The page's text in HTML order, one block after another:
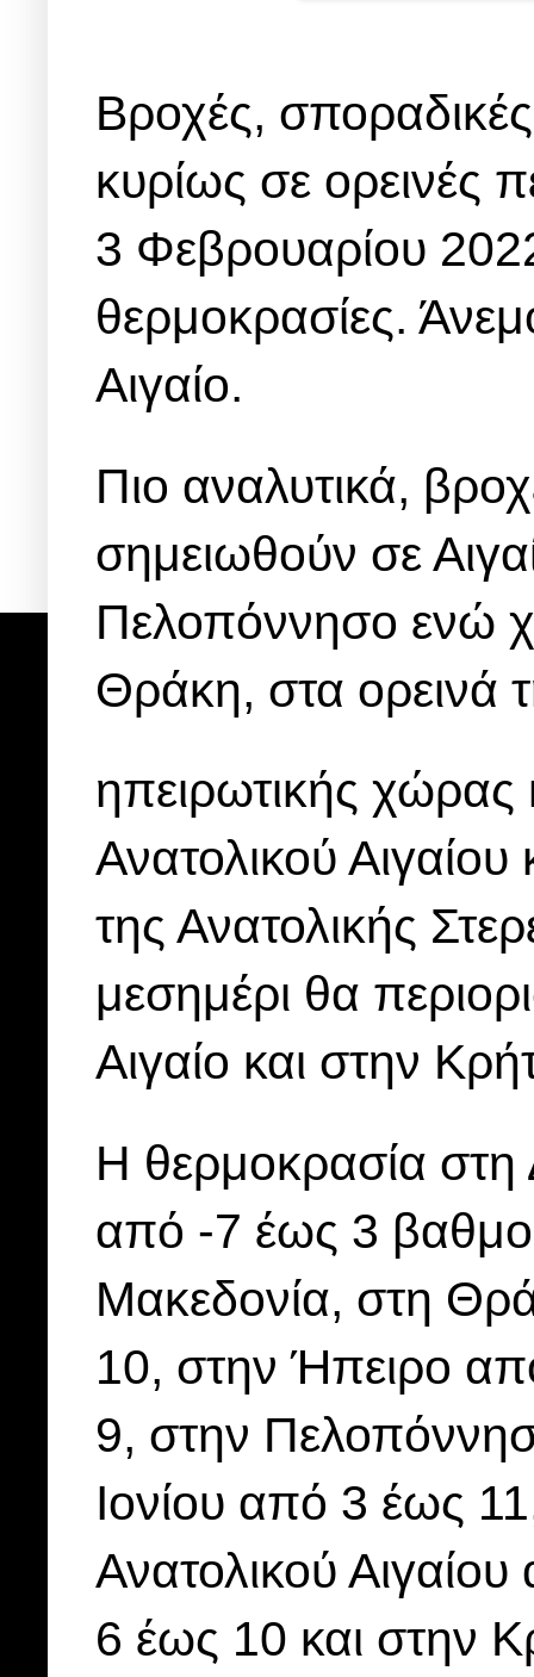
Βροχές, σποραδικές
κυρίως σε ορεινές
3 Φεβρουαρίου
θερμοκρασίες.
Αιγαίο.
Πιο αναλυτικά,
σημειωθούν σε
Πελοπόννησο ενώ
Θράκη, στα ορεινά
ηπειρωτικής χώρας
Ανατολικού
της Ανατολικής
μεσημέρι θα
Αιγαίο και στην
Η θερμοκρασία στη
από -7 έως 3
Μακεδονία, στη
10, στην Ήπειρο
9, στην
Ιονίου από 3 έως
Ανατολικού
6 έως 10 και στην